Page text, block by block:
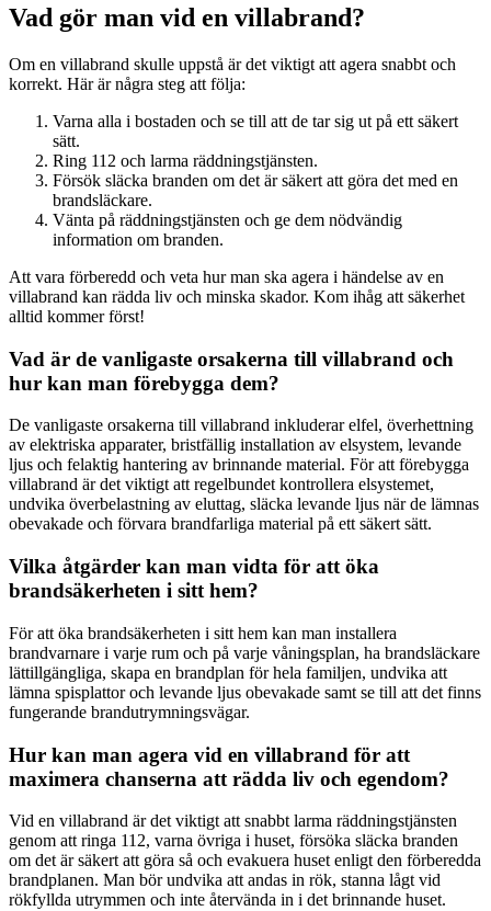
Vad gör man vid en villabrand?
Om en villabrand skulle uppstå är det viktigt att agera snabbt och
korrekt. Här är några steg att följa:
Varna alla i bostaden och se till att de tar sig ut på ett säkert
sätt.
Ring 112 och larma räddningstjänsten.
Försök släcka branden om det är säkert att göra det med en
brandsläckare.
Vänta på räddningstjänsten och ge dem nödvändig
information om branden.
Att vara förberedd och veta hur man ska agera i händelse av en
villabrand kan rädda liv och minska skador. Kom ihåg att säkerhet
alltid kommer först!
Vad är de vanligaste orsakerna till villabrand och
hur kan man förebygga dem?
De vanligaste orsakerna till villabrand inkluderar elfel, överhettning
av elektriska apparater, bristfällig installation av elsystem, levande
ljus och felaktig hantering av brinnande material. För att förebygga
villabrand är det viktigt att regelbundet kontrollera elsystemet,
undvika överbelastning av eluttag, släcka levande ljus när de lämnas
obevakade och förvara brandfarliga material på ett säkert sätt.
Vilka åtgärder kan man vidta för att öka
brandsäkerheten i sitt hem?
För att öka brandsäkerheten i sitt hem kan man installera
brandvarnare i varje rum och på varje våningsplan, ha brandsläckare
lättillgängliga, skapa en brandplan för hela familjen, undvika att
lämna spisplattor och levande ljus obevakade samt se till att det finns
fungerande brandutrymningsvägar.
Hur kan man agera vid en villabrand för att
maximera chanserna att rädda liv och egendom?
Vid en villabrand är det viktigt att snabbt larma räddningstjänsten
genom att ringa 112, varna övriga i huset, försöka släcka branden
om det är säkert att göra så och evakuera huset enligt den förberedda
brandplanen. Man bör undvika att andas in rök, stanna lågt vid
rökfyllda utrymmen och inte återvända in i det brinnande huset.